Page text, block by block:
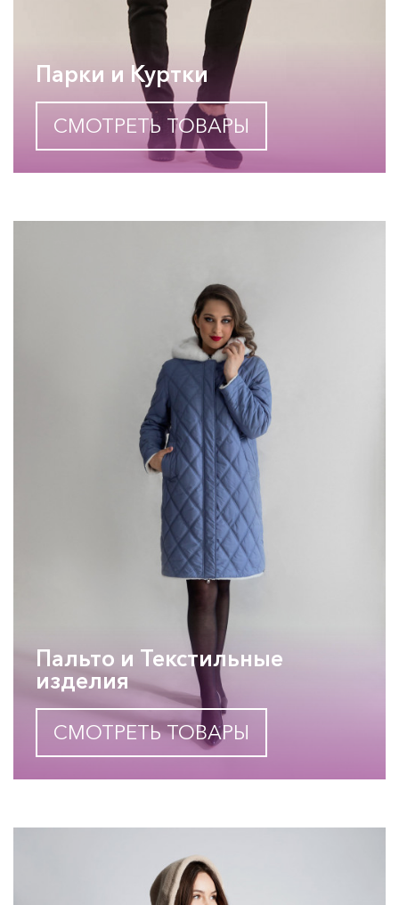
Парки и Куртки
СМОТРЕТЬ ТОВАРЫ
Пальто и Текстильные
изделия
СМОТРЕТЬ ТОВАРЫ